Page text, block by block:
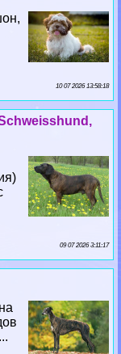
10 07 2026 13:58:18
09 07 2026 3:11:17